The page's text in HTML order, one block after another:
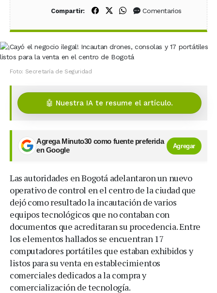
Compartir: Compartir en Facebook
Compartir en X (Twitter)
Compartir en WhatsApp
Comentarios
Foto: Secretaría de Seguridad
🤖 Nuestra IA te resume el artículo.
Agrega Minuto30 como fuente preferida
en Google
Agregar
Las autoridades en Bogotá adelantaron un nuevo
operativo de control en el centro de la ciudad que
dejó como resultado la incautación de varios
equipos tecnológicos que no contaban con
documentos que acreditaran su procedencia. Entre
los elementos hallados se encuentran 17
computadores portátiles que estaban exhibidos y
listos para su venta en establecimientos
comerciales dedicados a la compra y
comercialización de tecnología.